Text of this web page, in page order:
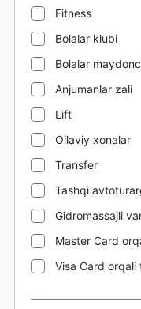
Fitness
Bolalar klubi
Bolalar
Anjumanlar zali
Lift
Oilaviy xonalar
Transfer
Tashqi
Gidromassajli
Master Card
Visa Card orqali